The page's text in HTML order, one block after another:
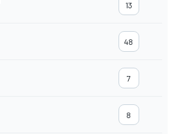
13
48
7
8